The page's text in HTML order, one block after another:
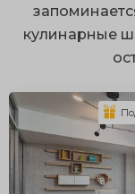
кулинарные